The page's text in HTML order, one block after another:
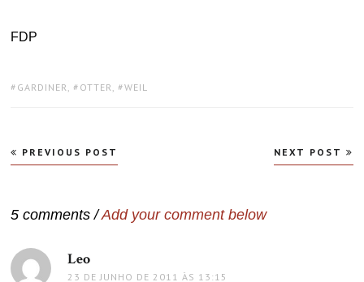
FDP
TAGS:
GARDINER, OTTER, WEIL
Navegação
de
PREVIOUS POST NEXT POST
5 comments /Add your comment below
Leo
23 DE JUNHO DE 2011 ÀS 13:15